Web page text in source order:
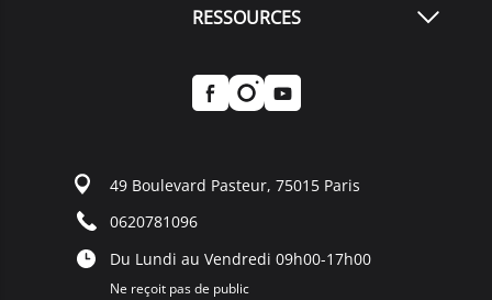
RESSOURCES
49 Boulevard Pasteur, 75015 Paris
0620781096
Du Lundi au Vendredi 09h00-17h00
Ne reçoit pas de public